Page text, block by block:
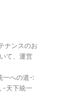
ナンスのお
て、運営
一への道-:
-天下統一